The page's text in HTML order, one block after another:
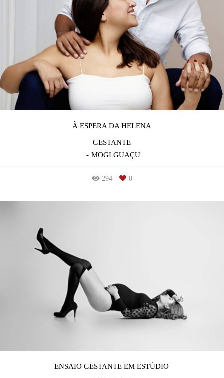
À ESPERA DA HELENA
GESTANTE
MOGI GUAÇU
294 0
ENSAIO GESTANTE EM ESTÚDIO